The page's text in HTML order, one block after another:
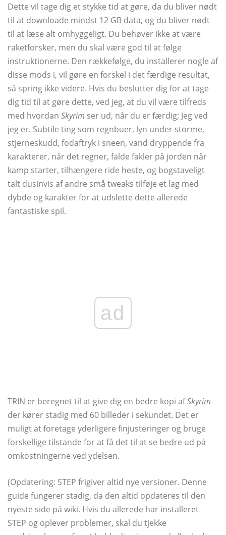
Dette vil tage dig et stykke tid at gøre, da du bliver nødt
til at downloade mindst 12 GB data, og du bliver nødt
til at læse alt omhyggeligt. Du behøver ikke at være
raketforsker, men du skal være god til at følge
instruktionerne. Den rækkefølge, du installerer nogle af
disse mods i, vil gøre en forskel i det færdige resultat,
så spring ikke videre. Hvis du beslutter dig for at tage
dig tid til at gøre dette, ved jeg, at du vil være tilfreds
med hvordan Skyrim ser ud, når du er færdig; Jeg ved
jeg er. Subtile ting som regnbuer, lyn under storme,
stjerneskudd, fodaftryk i sneen, vand dryppende fra
karakterer, når det regner, falde fakler på jorden når
kamp starter, tilhængere ride heste, og bogstaveligt
talt dusinvis af andre små tweaks tilføje et lag med
dybde og karakter for at udslette dette allerede
fantastiske spil.
ad
TRIN er beregnet til at give dig en bedre kopi afSkyrim
der kører stadig med 60 billeder i sekundet. Det er
muligt at foretage yderligere finjusteringer og bruge
forskellige tilstande for at få det til at se bedre ud på
omkostningerne ved ydelsen.
(Opdatering: STEP frigiver altid nye versioner. Denne
guide fungerer stadig, da den altid opdateres til den
nyeste side på wiki. Hvis du allerede har installeret
STEP og oplever problemer, skal du tjekke